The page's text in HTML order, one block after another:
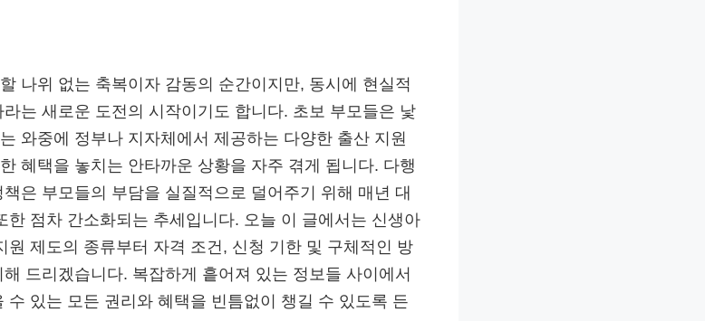
나위 없는 축복이자 감동의 순간이지만, 동시에 현실적
는 새로운 도전의 시작이기도 합니다. 초보 부모들은 낯
와중에 정부나 지자체에서 제공하는 다양한 출산 지원
혜택을 놓치는 안타까운 상황을 자주 겪게 됩니다. 다행
은 부모들의 부담을 실질적으로 덜어주기 위해 매년 대
한 점차 간소화되는 추세입니다. 오늘 이 글에서는 신생아
원 제도의 종류부터 자격 조건, 신청 기한 및 구체적인 방
드리겠습니다. 복잡하게 흩어져 있는 정보들 사이에서
수 있는 모든 권리와 혜택을 빈틈없이 챙길 수 있도록 든